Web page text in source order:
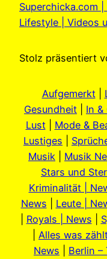
Superchicka.com |
Lifestyle | Videos
Stolz präsentiert
Aufgemerkt|
Gesundheit
In &
Lust| Mode &
Lustiges
Musik
Musik
Stars und
Kriminalität |
News
Leute |
Royals | News
Alles was
News
Berlin –